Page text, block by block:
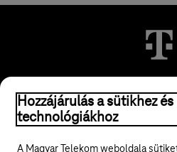
© 2026 Magyar Telekom Nyrt.
Hozzájárulás a sütikhez
technológiákhoz
A Magyar Telekom weboldala